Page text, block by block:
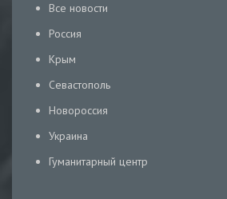
Все новости
Россия
Крым
Севастополь
Новороссия
Украина
Гуманитарный центр